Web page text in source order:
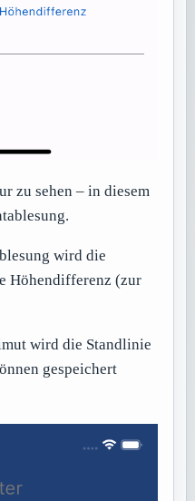
zu sehen – in diesem
wird die
Höhendifferenz (zur
wird die Standlinie
gespeichert